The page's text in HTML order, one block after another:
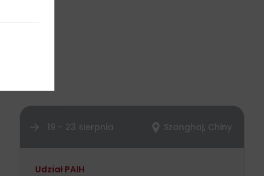
19 - 23 sierpnia Szanghaj, Chiny
Udział PAIH